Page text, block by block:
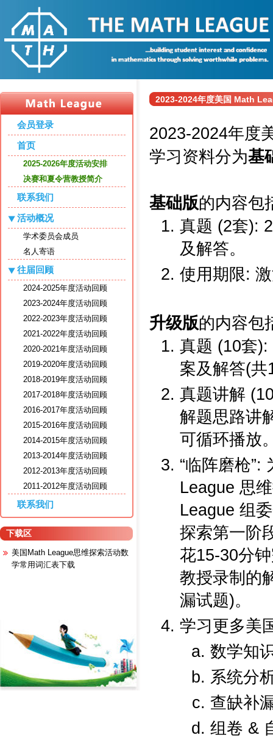
会员登录
首页
2025-2026年度活动安排
决赛和夏令营教授简介
联系我们
活动概况
学术委员会成员
名人寄语
往届回顾
2024-2025年度活动回顾
2023-2024年度活动回顾
2022-2023年度活动回顾
2021-2022年度活动回顾
2020-2021年度活动回顾
2019-2020年度活动回顾
2018-2019年度活动回顾
2017-2018年度活动回顾
2016-2017年度活动回顾
2015-2016年度活动回顾
2014-2015年度活动回顾
2013-2014年度活动回顾
2012-2013年度活动回顾
2011-2012年度活动回顾
联系我们
下载区
美国Math League思维探索活动数
学常用词汇表下载
2023-2024年度美国 Math
2023-2024年度
学习资料分为基
基础版的内容包
真题 (2套):
及解答。
使用期限:
升级版的内容包
真题 (10套
案及解答(共
真题讲解
解题思路讲
可循环播放
“临阵磨枪”:
League 思
League 组
探索第一阶
花15-30分
教授录制的
漏试题)。
学习更多美
数学知
系统分
查缺补
组卷 &